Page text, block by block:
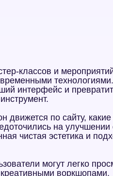
и превратить его
по сайту, какие шаги
на улучшении опыта
эстетика и подход,
могут легко просматривать
воркшопами.